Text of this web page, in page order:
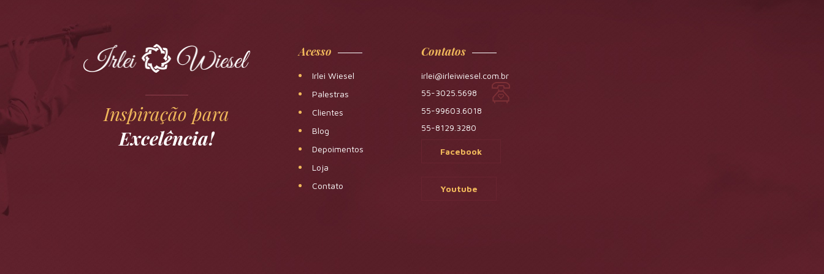
Inspiração para
Excelência!
Acesso
Irlei Wiesel
Palestras
Clientes
Blog
Depoimentos
Loja
Contato
Contatos
irlei@irleiwiesel.com.br
55-3025.5698
55-99603.6018
55-8129.3280
Facebook
Youtube